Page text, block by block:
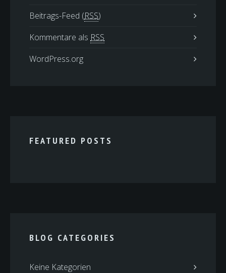
Beitrags-Feed (RSS)
Kommentare als RSS
WordPress.org
FEATURED POSTS
BLOG CATEGORIES
Keine Kategorien